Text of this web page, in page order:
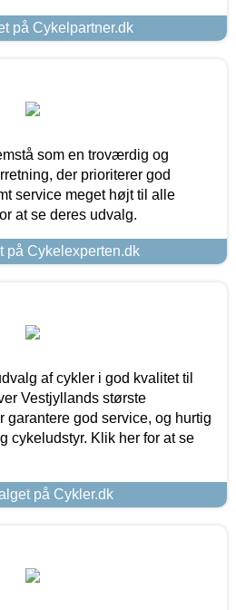
på Cykelpartner.dk
som en troværdig og
der prioriterer god
service meget højt til alle
at se deres udvalg.
på Cykelexperten.dk
af cykler i god kvalitet til
Vestjyllands største
garantere god service, og hurtig
cykeludstyr. Klik her for at se
på Cykler.dk